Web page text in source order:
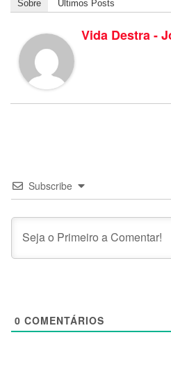
Sobre Últimos Posts
Vida Destra -
Subscribe
0 COMENTÁRIOS